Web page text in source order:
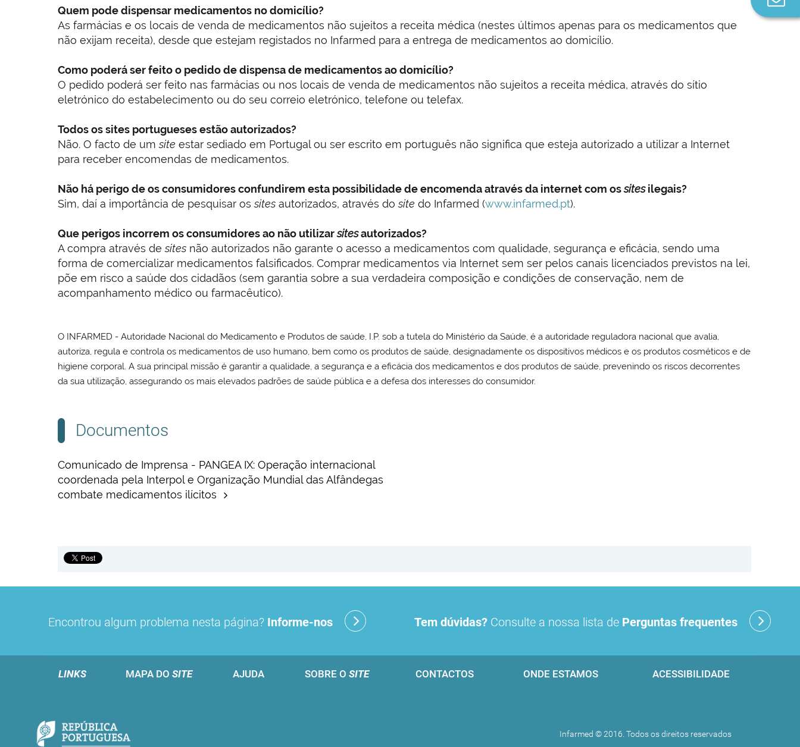
Quem pode dispensar medicamentos no domicílio?
As farmácias e os locais de venda de medicamentos não sujeitos a receita médica (nestes últimos apenas para os medicamentos que
não exijam receita), desde que estejam registados no Infarmed para a entrega de medicamentos ao domicílio.
Como poderá ser feito o pedido de dispensa de medicamentos ao domicílio?
O pedido poderá ser feito nas farmácias ou nos locais de venda de medicamentos não sujeitos a receita médica, através do sítio
eletrónico do estabelecimento ou do seu correio eletrónico, telefone ou telefax.
Todos os sites portugueses estão autorizados?
Não. O facto de umsite estar sediado em Portugal ou ser escrito em português não significa que esteja autorizado a utilizar a Internet
para receber encomendas de medicamentos.
Não há perigo de os consumidores confundirem esta possibilidade de encomenda através da internet com ossitesilegais?
Sim, daí a importância de pesquisar ossites autorizados, através dosite do Infarmed (www.infarmed.pt).
Que perigos incorrem os consumidores ao não utilizarsitesautorizados?
A compra através desites não autorizados não garante o acesso a medicamentos com qualidade, segurança e eficácia, sendo uma
forma de comercializar medicamentos falsificados. Comprar medicamentos via Internet sem ser pelos canais licenciados previstos na lei,
põe em risco a saúde dos cidadãos (sem garantia sobre a sua verdadeira composição e condições de conservação, nem de
acompanhamento médico ou farmacêutico).
O INFARMED - Autoridade Nacional do Medicamento e Produtos de saúde, I.P. sob a tutela do Ministério da Saúde, é a autoridade reguladora nacional que avalia,
autoriza, regula e controla os medicamentos de uso humano, bem como os produtos de saúde, designadamente os dispositivos médicos e os produtos cosméticos e de
higiene corporal. A sua principal missão é garantir a qualidade, a segurança e a eficácia dos medicamentos e dos produtos de saúde, prevenindo os riscos decorrentes
da sua utilização, assegurando os mais elevados padrões de saúde pública e a defesa dos interesses do consumidor.
Documentos
Comunicado de Imprensa - PANGEA IX: Operação internacional
coordenada pela Interpol e Organização Mundial das Alfândegas
combate medicamentos ilícitos
Encontrou algum problema nesta página? Informe-nos Tem dúvidas? Consulte a nossa lista de Perguntas frequentes
LINKS MAPA DO SITE AJUDA SOBRE O SITE CONTACTOS ONDE ESTAMOS ACESSIBILIDADE
Infarmed © 2016. Todos os direitos reservados